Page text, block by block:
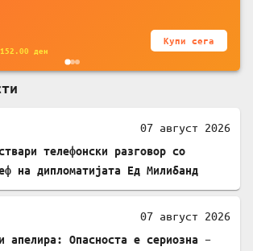
152.00 ден
Купи сега
07 август 2026
телефонски разговор со
на дипломатијата Ед Милибанд
07 август 2026
апелира: Опасноста е сериозна –